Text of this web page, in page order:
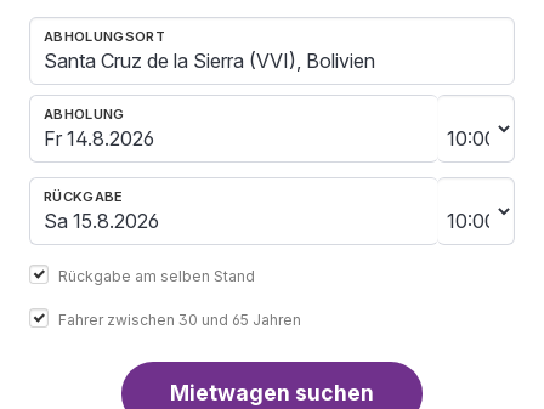
ABHOLUNGSORT
ABHOLUNG
RÜCKGABE
Rückgabe am selben Stand
Fahrer zwischen 30 und 65 Jahren
Mietwagen suchen